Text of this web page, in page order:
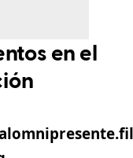
en el